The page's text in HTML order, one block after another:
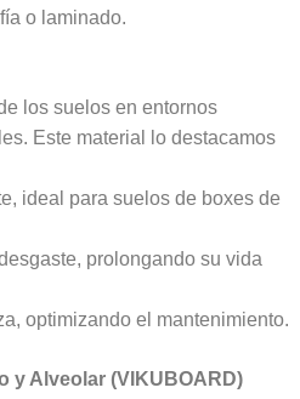
o laminado.
los suelos en entornos
Este material lo destacamos
ideal para suelos de boxes de
prolongando su vida
optimizando el mantenimiento.
y Alveolar (VIKUBOARD)